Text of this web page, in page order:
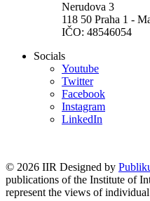
Nerudova 3
118 50 Praha 1 -
IČO: 48546054
Socials
Youtube
Twitter
Facebook
Instagram
LinkedIn
© 2026 IIR Designed by
publications of the Institute of
represent the views of